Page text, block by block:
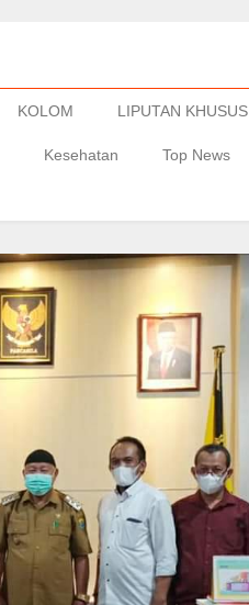
KOLOM LIPUTAN KHUSUS
Kesehatan Top News